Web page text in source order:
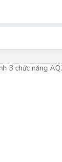
23Kg Kích
- CS Lạnh